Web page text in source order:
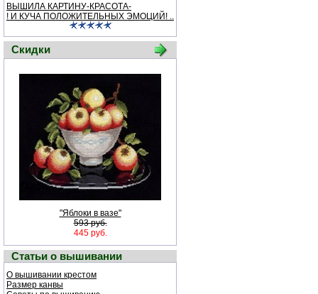
ВЫШИЛА КАРТИНУ-КРАСОТА-
! И КУЧА ПОЛОЖИТЕЛЬНЫХ ЭМОЦИЙ! ..
Скидки
"Яблоки в вазе"
593 руб.
445 руб.
Статьи о вышивании
О вышивании крестом
Размер канвы